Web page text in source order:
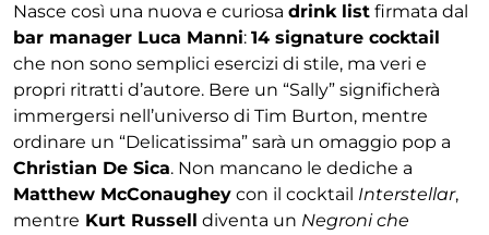
Nasce così una nuova e curiosa drink list firmata dal
bar manager Luca Manni: 14 signature cocktail
che non sono semplici esercizi di stile, ma veri e
propri ritratti d’autore. Bere un “Sally” significherà
immergersi nell’universo di Tim Burton, mentre
ordinare un “Delicatissima” sarà un omaggio pop a
Christian De Sica. Non mancano le dediche a
Matthew McConaughey con il cocktail Interstellar,
mentre Kurt Russell diventa un Negroni che